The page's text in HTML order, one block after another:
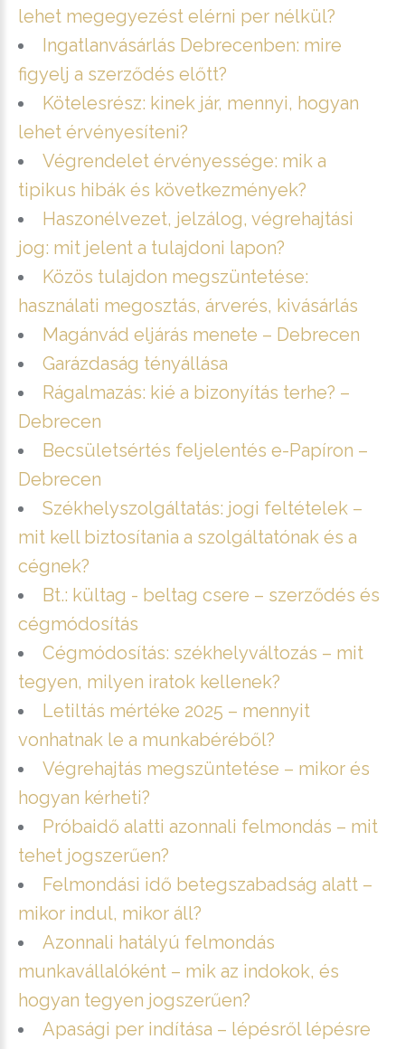
lehet megegyezést elérni per nélkül?
Ingatlanvásárlás Debrecenben: mire
figyelj a szerződés előtt?
Kötelesrész: kinek jár, mennyi, hogyan
lehet érvényesíteni?
Végrendelet érvényessége: mik a
tipikus hibák és következmények?
Haszonélvezet, jelzálog, végrehajtási
jog: mit jelent a tulajdoni lapon?
Közös tulajdon megszüntetése:
használati megosztás, árverés, kivásárlás
Magánvád eljárás menete – Debrecen
Garázdaság tényállása
Rágalmazás: kié a bizonyítás terhe? –
Debrecen
Becsületsértés feljelentés e-Papíron –
Debrecen
Székhelyszolgáltatás: jogi feltételek –
mit kell biztosítania a szolgáltatónak és a
cégnek?
Bt.: kültag - beltag csere – szerződés és
cégmódosítás
Cégmódosítás: székhelyváltozás – mit
tegyen, milyen iratok kellenek?
Letiltás mértéke 2025 – mennyit
vonhatnak le a munkabéréből?
Végrehajtás megszüntetése – mikor és
hogyan kérheti?
Próbaidő alatti azonnali felmondás – mit
tehet jogszerűen?
Felmondási idő betegszabadság alatt –
mikor indul, mikor áll?
Azonnali hatályú felmondás
munkavállalóként – mik az indokok, és
hogyan tegyen jogszerűen?
Apasági per indítása – lépésről lépésre